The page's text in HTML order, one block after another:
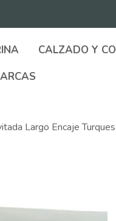
CALZADO Y
Largo Encaje